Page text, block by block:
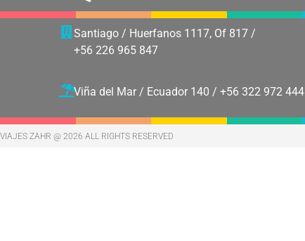
Santiago / Huerfanos 1117, Of 817 /
+56 226 965 847
Viña del Mar / Ecuador 140 / +56 322 972 444
VIAJES ZAHR @ 2026 ALL RIGHTS RESERVED